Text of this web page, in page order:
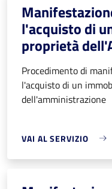
l'acquisto di
proprietà
Procedimento di
l'acquisto di un
dell'amministrazione
VAI AL SERVIZIO